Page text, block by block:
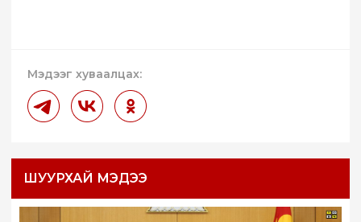
Мэдээг хуваалцах:
ШУУРХАЙ МЭДЭЭ